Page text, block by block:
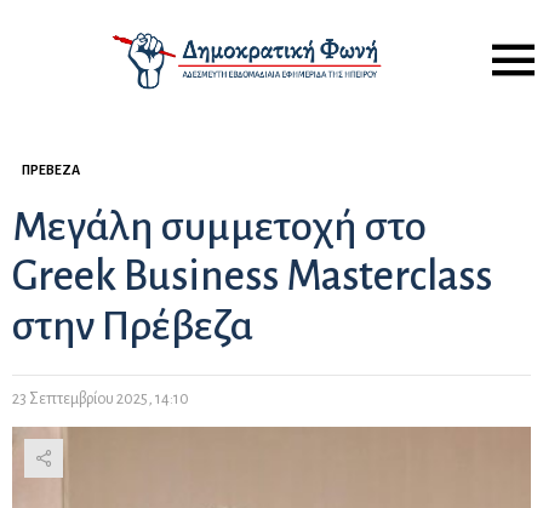
Menu
ΠΡΈΒΕΖΑ
Μεγάλη συμμετοχή στο
Greek Business Masterclass
στην Πρέβεζα
23 Σεπτεμβρίου 2025, 14:10